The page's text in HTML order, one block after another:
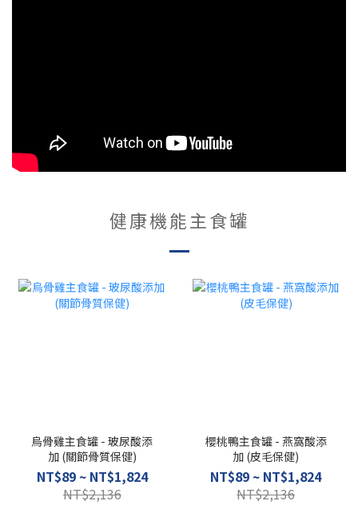
健康機能主食罐
烏骨雞主食罐 - 玻尿酸添
加 (關節骨質保健)
NT$89 ~ NT$1,824
NT$2,136
櫻桃鴨主食罐 - 燕窩酸添
加 (皮毛保健)
NT$89 ~ NT$1,824
NT$2,136